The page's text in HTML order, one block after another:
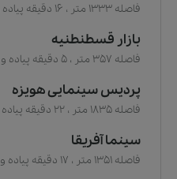
فاصله 1333 متر ، 16 دقیقه پیاده و 4 دقیقه با خودرو
بازار قسطنطنیه
فاصله 357 متر ، 5 دقیقه پیاده و 1 دقیقه با خودرو
پردیس سینمایی هویزه
فاصله 1835 متر ، 22 دقیقه پیاده و 5 دقیقه با خودرو
سینما آفریقا
فاصله 1351 متر ، 17 دقیقه پیاده و 4 دقیقه با خودرو